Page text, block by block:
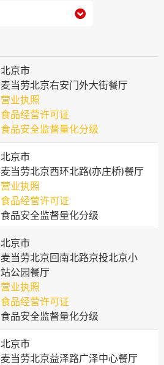

北京市
麦当劳北京右安门外大街餐厅
营业执照
食品经营许可证
食品安全监督量化分级
北京市
麦当劳北京西环北路(亦庄桥)餐厅
营业执照
食品经营许可证
食品安全监督量化分级
北京市
麦当劳北京回南北路京投北京小
站公园餐厅
营业执照
食品经营许可证
食品安全监督量化分级
北京市
麦当劳北京益泽路广泽中心餐厅